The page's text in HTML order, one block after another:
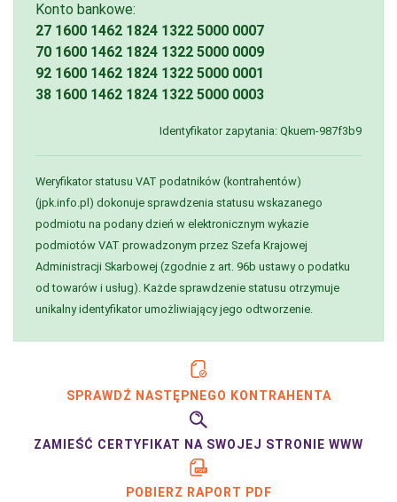
Konto bankowe:
27 1600 1462 1824 1322 5000 0007
70 1600 1462 1824 1322 5000 0009
92 1600 1462 1824 1322 5000 0001
38 1600 1462 1824 1322 5000 0003
Identyfikator zapytania: Qkuem-987f3b9
Weryfikator statusu VAT podatników (kontrahentów)
(jpk.info.pl) dokonuje sprawdzenia statusu wskazanego
podmiotu na podany dzień w elektronicznym wykazie
podmiotów VAT prowadzonym przez Szefa Krajowej
Administracji Skarbowej (zgodnie z art. 96b ustawy o podatku
od towarów i usług). Każde sprawdzenie statusu otrzymuje
unikalny identyfikator umożliwiający jego odtworzenie.
SPRAWDŹ NASTĘPNEGO KONTRAHENTA
ZAMIEŚĆ CERTYFIKAT NA SWOJEJ STRONIE WWW
POBIERZ RAPORT PDF